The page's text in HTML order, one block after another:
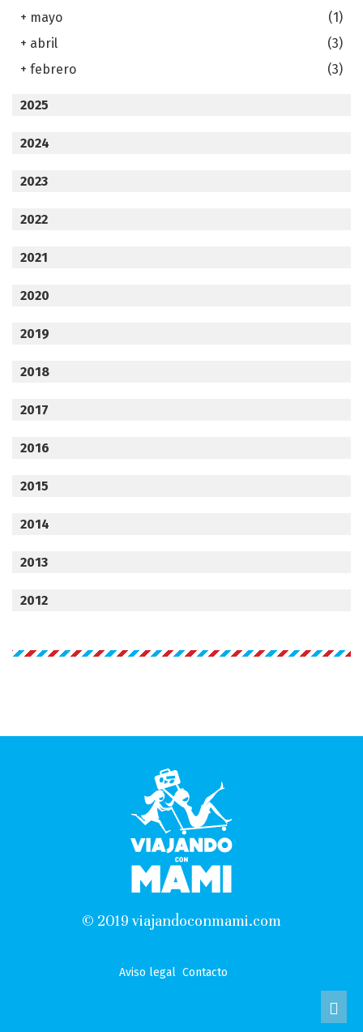
+ mayo
(1)
+ abril
(3)
+ febrero (3)
2025
2024
2023
2022
2021
2020
2019
2018
2017
2016
2015
2014
2013
2012
© 2019 viajandoconmami.com
Aviso legal Contacto